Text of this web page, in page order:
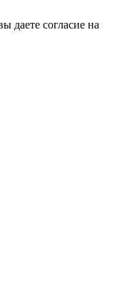
даете согласие на